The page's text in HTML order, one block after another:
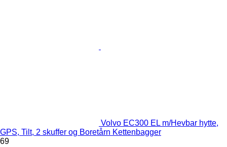
Volvo EC300 EL m/Hevbar hytte,
GPS, Tilt, 2 skuffer og Boretårn Kettenbagger
69